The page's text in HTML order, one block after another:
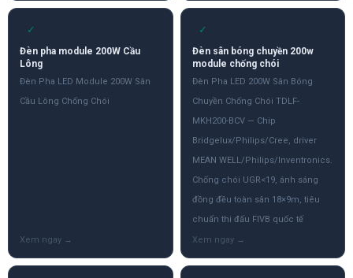
✓
Đèn pha module 200W Cầu
Lông
Đèn Pha LED Module 200W Sân
Cầu Lông Chống Chói
✓
Đèn sân bóng chuyền 200w
module chống chói
Đèn Pha LED 200W Sân Bóng
Chuyền Chống Chói TDLF-
MKH200-BCV — Chip
Bridgelux/Philips/Cree, driver
MEAN WELL/Philips/Inventronics.
Chống chói UGR<19, ánh sáng
đồng đều toàn sân 18×9m, tiêu
chuẩn thi đấu FIVB quốc tế